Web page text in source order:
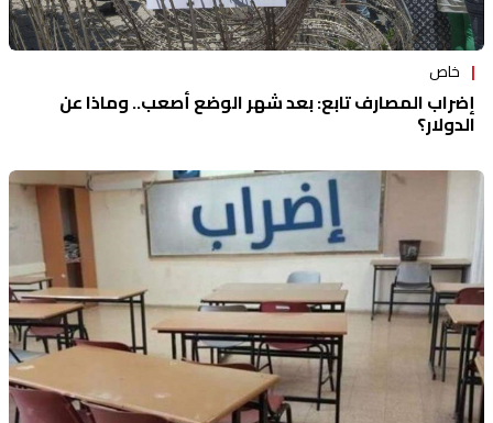
خاص
إضراب المصارف تابع: بعد شهر الوضع أصعب.. وماذا عن
الدولار؟